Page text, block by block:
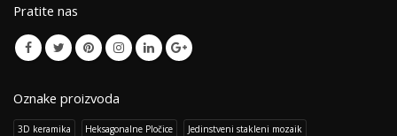
Pratite nas
Oznake proizvoda
3D keramika Heksagonalne Pločice Jedinstveni stakleni mozaik